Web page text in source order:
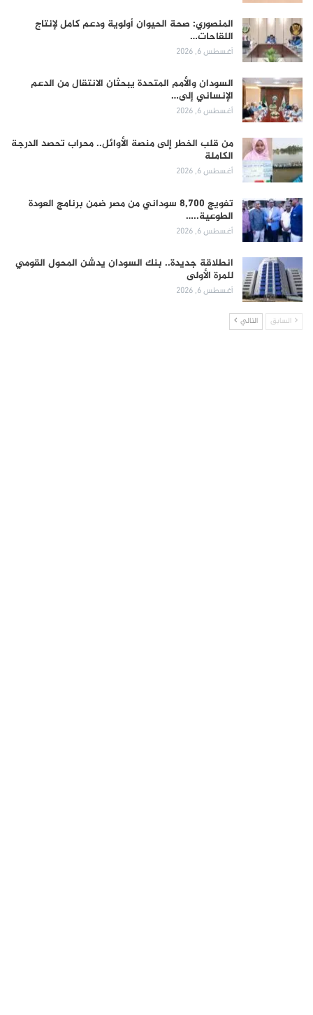
المنصوري: صحة الحيوان أولوية ودعم كامل لإنتاج
اللقاحات…
أغسطس 6, 2026
السودان والأمم المتحدة يبحثان الانتقال من الدعم
الإنساني إلى…
أغسطس 6, 2026
من قلب الخطر إلى منصة الأوائل.. محراب تحصد الدرجة
الكاملة
أغسطس 6, 2026
تفويج 8,700 سوداني من مصر ضمن برنامج العودة
الطوعية..…
أغسطس 6, 2026
انطلاقة جديدة.. بنك السودان يدشن المحول القومي
للمرة الأولى
أغسطس 6, 2026
السابق التالي